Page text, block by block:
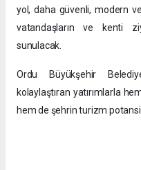
yol, daha güvenli, modern
vatandaşların ve kenti
sunulacak.
Ordu Büyükşehir
kolaylaştıran yatırımlarla
hem de şehrin turizm